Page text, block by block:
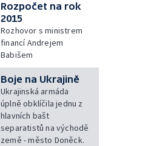
Rozpočet na rok
2015
Rozhovor s ministrem
financí Andrejem
Babišem
Boje na Ukrajině
Ukrajinská armáda
úplně obklíčila jednu z
hlavních bašt
separatistů na východě
země - město Doněck.